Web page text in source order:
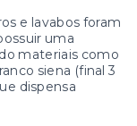
e lavabos foram
uma
materiais como
siena (final 3
dispensa